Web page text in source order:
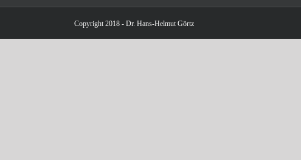
Copyright 2018 - Dr. Hans-Helmut Görtz